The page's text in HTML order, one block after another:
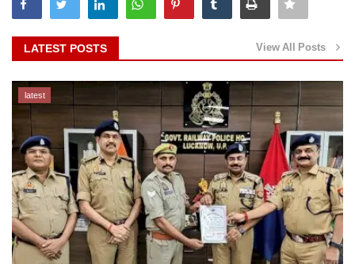
LATEST POSTS View All Posts
latest